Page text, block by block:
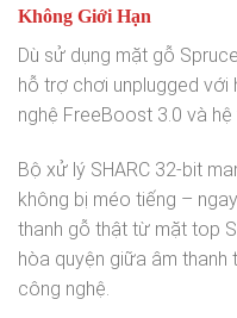
Không Giới Hạn
Dù sử dụng mặt gỗ
hỗ trợ chơi unplugged
nghệ FreeBoost 3.0 và
Bộ xử lý SHARC 32-bit
không bị méo tiếng –
thanh gỗ thật từ mặt top
hòa quyện giữa âm
công nghệ.